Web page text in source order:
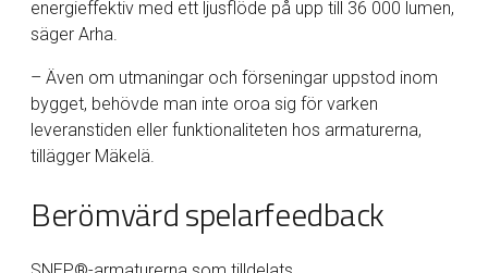
energieffektiv med ett ljusflöde på upp till 36 000 lumen,
säger Arha.
– Även om utmaningar och förseningar uppstod inom
bygget, behövde man inte oroa sig för varken
leveranstiden eller funktionaliteten hos armaturerna,
tillägger Mäkelä.
Berömvärd spelarfeedback